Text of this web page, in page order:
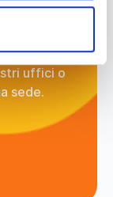
un nostro
e
uffici o
sede.